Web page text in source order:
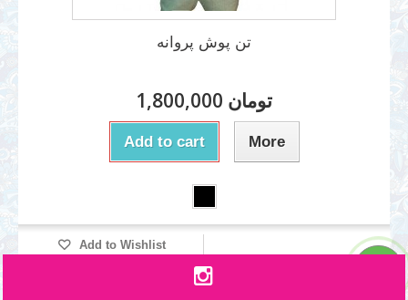
تن پوش پروانه
1,800,000 تومان
Add to cart More
Add to Wishlist